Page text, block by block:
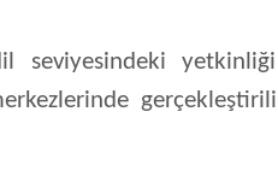
seviyesindeki